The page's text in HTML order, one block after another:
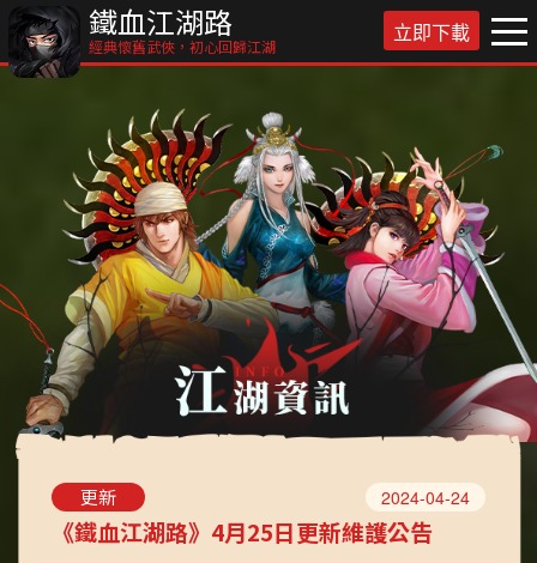
鐵血江湖路
經典懷舊武俠，初心回歸江湖
立即下載
更新
《鐵血江湖路》4月25日更新維護公告
2024-04-24